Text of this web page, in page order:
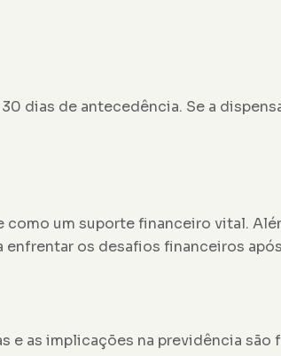
dias de antecedência. Se a
um suporte financeiro vital.
os desafios financeiros
as implicações na previdência são